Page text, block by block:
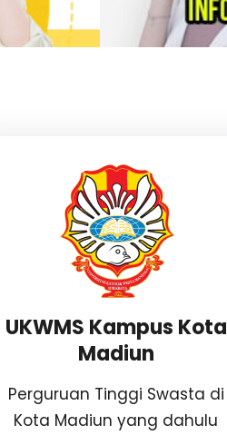
UKWMS Kampus Kota
Madiun
Perguruan Tinggi Swasta di
Kota Madiun yang dahulu